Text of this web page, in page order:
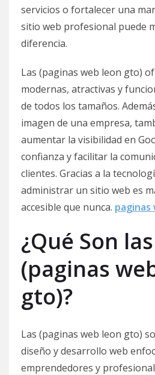
servicios o fortalecer una
sitio web profesional puede
diferencia.
Las (paginas web leon gto)
modernas, atractivas y
de todos los tamaños.
imagen de una empresa,
aumentar la visibilidad en
confianza y facilitar la
clientes. Gracias a la
administrar un sitio web es
accesible que nunca.
¿Qué Son las
(paginas
gto)?
Las (paginas web leon gto)
diseño y desarrollo web
emprendedores y